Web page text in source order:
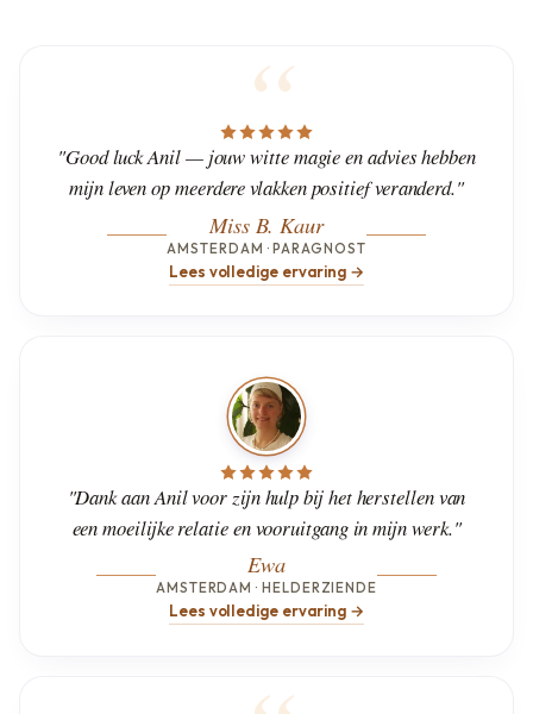
"Good luck Anil — jouw witte magie en advies hebben
mijn leven op meerdere vlakken positief veranderd."
Miss B. Kaur
AMSTERDAM · PARAGNOST
Lees volledige ervaring →
"Dank aan Anil voor zijn hulp bij het herstellen van
een moeilijke relatie en vooruitgang in mijn werk."
Ewa
AMSTERDAM · HELDERZIENDE
Lees volledige ervaring →